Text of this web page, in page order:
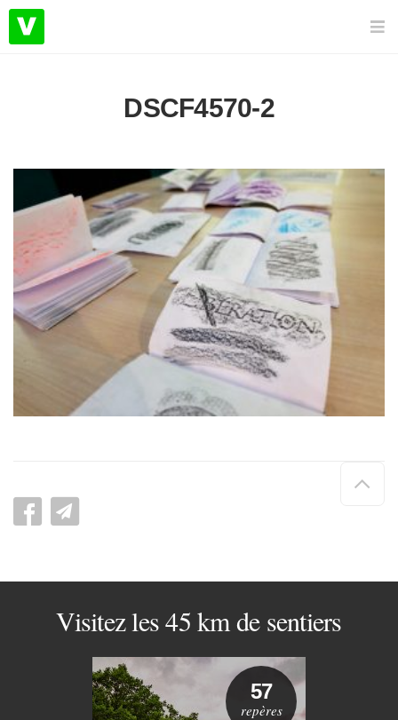
DSCF4570-2
de
Visitez les 45 km de sentiers
57
repères